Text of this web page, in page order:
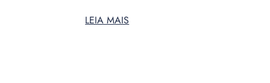
LEIA MAIS